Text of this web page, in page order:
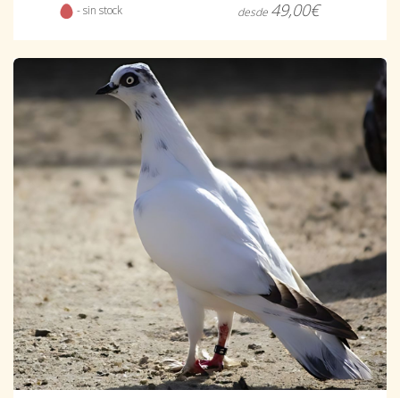
- sin stock desde 49,00€